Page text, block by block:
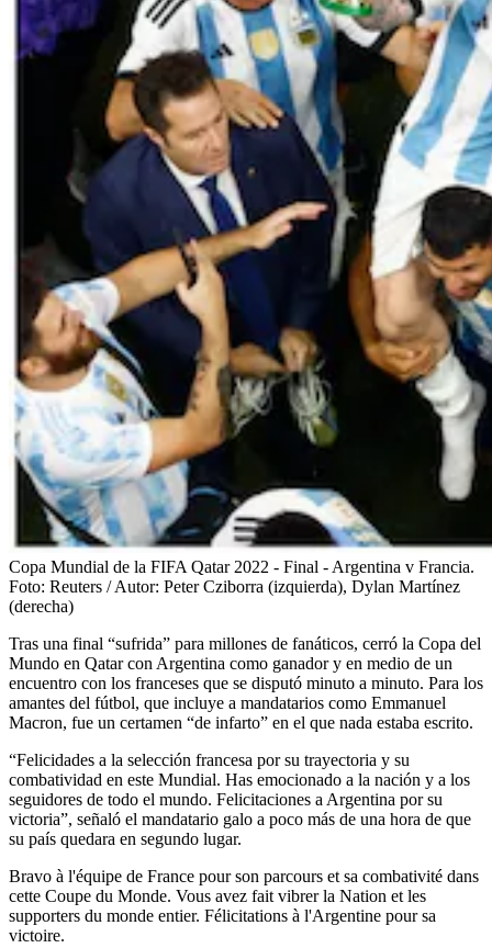
Copa Mundial de la FIFA Qatar 2022 - Final - Argentina v Francia.
Foto: Reuters / Autor: Peter Cziborra (izquierda), Dylan Martínez
(derecha)
Tras una final “sufrida” para millones de fanáticos, cerró la Copa del
Mundo en Qatar con Argentina como ganador y en medio de un
encuentro con los franceses que se disputó minuto a minuto. Para los
amantes del fútbol, que incluye a mandatarios como Emmanuel
Macron, fue un certamen “de infarto” en el que nada estaba escrito.
“Felicidades a la selección francesa por su trayectoria y su
combatividad en este Mundial. Has emocionado a la nación y a los
seguidores de todo el mundo. Felicitaciones a Argentina por su
victoria”, señaló el mandatario galo a poco más de una hora de que
su país quedara en segundo lugar.
Bravo à l'équipe de France pour son parcours et sa combativité dans
cette Coupe du Monde. Vous avez fait vibrer la Nation et les
supporters du monde entier. Félicitations à l'Argentine pour sa
victoire.